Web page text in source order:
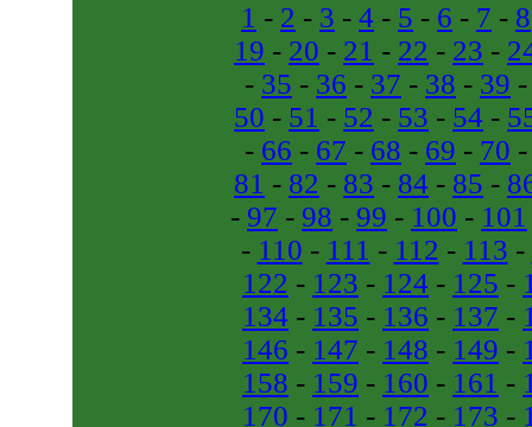
1 - 2 - 3 - 4 - 5 - 6 - 7 - 8
19 - 20 - 21 - 22 - 23 -
- 35 - 36 - 37 - 38 - 39
50 - 51 - 52 - 53 - 54 -
- 66 - 67 - 68 - 69 - 70
81 - 82 - 83 - 84 - 85 -
- 97 - 98 - 99 - 100 - 101
- 110 - 111 - 112 - 113 -
122 - 123 - 124 - 125 -
134 - 135 - 136 - 137 -
146 - 147 - 148 - 149 -
158 - 159 - 160 - 161 -
170 - 171 - 172 - 173 -